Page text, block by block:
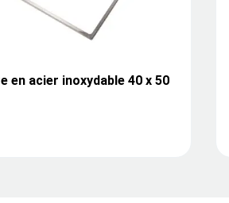
en acier inoxydable 40 x 50